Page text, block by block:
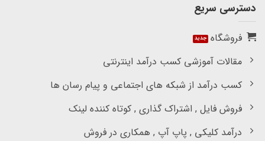
دسترسی سریع
فروشگاه
مقالات آموزشی کسب درآمد اینترنتی
کسب درآمد از شبکه های اجتماعی و پیام رسان ها
فروش فایل , اشتراک گذاری , کوتاه کننده لینک
درآمد کلیکی , پاپ آپ , همکاری در فروش